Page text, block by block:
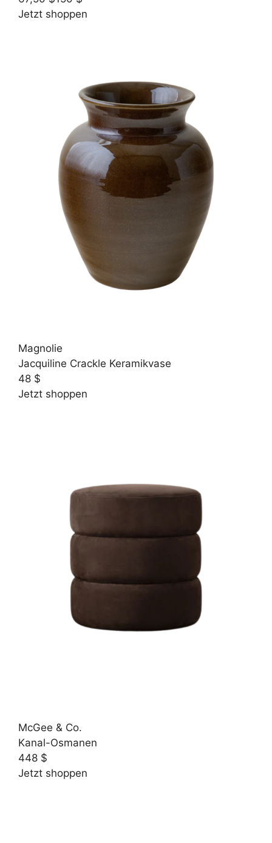
Jetzt shoppen
Magnolie
Jacquiline Crackle Keramikvase
48 $
Jetzt shoppen
McGee & Co.
Kanal-Osmanen
448 $
Jetzt shoppen